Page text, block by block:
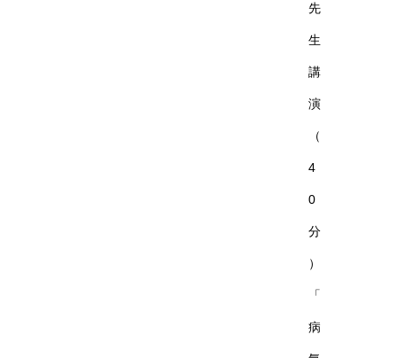
先
生
講
演
（
4
0
分
）
「
病